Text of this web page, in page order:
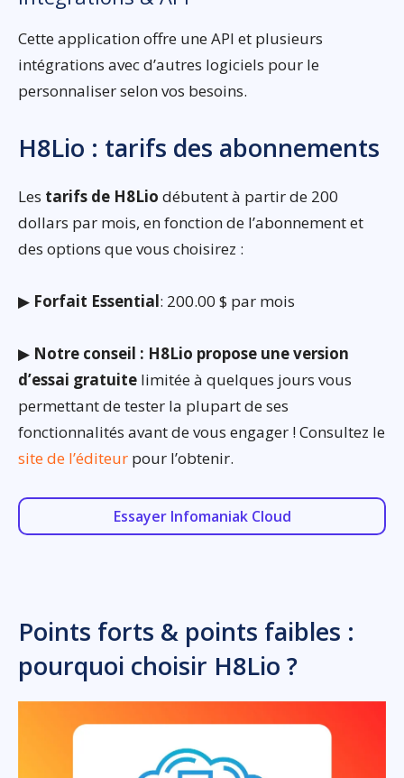
Cette application offre une API et plusieurs
intégrations avec d’autres logiciels pour le
personnaliser selon vos besoins.
H8Lio : tarifs des abonnements
Les tarifs de H8Lio débutent à partir de 200
dollars par mois, en fonction de l’abonnement et
des options que vous choisirez :
▶ Forfait Essential: 200.00 $ par mois
▶ Notre conseil : H8Lio propose une version
d’essai gratuite limitée à quelques jours vous
permettant de tester la plupart de ses
fonctionnalités avant de vous engager ! Consultez le
site de l’éditeur pour l’obtenir.
Essayer Infomaniak Cloud
Points forts & points faibles :
pourquoi choisir H8Lio ?